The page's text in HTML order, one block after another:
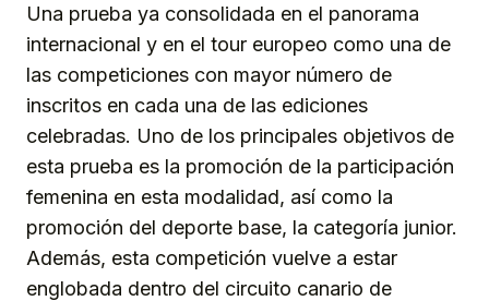
Una prueba ya consolidada en el panorama
internacional y en el tour europeo como una de
las competiciones con mayor número de
inscritos en cada una de las ediciones
celebradas. Uno de los principales objetivos de
esta prueba es la promoción de la participación
femenina en esta modalidad, así como la
promoción del deporte base, la categoría junior.
Además, esta competición vuelve a estar
englobada dentro del circuito canario de